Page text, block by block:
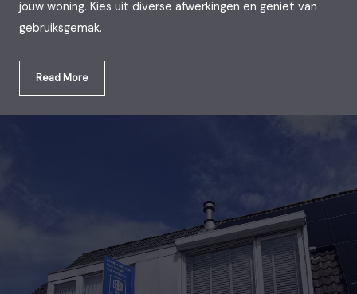
jouw woning. Kies uit diverse afwerkingen en geniet van
gebruiksgemak.
Read More